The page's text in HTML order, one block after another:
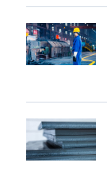
уповільнення
зростання
цін
нову
ріжучу
машину
Європейські
ціни
на
продовжують
зростати
на
Внутрішні
ціни
на